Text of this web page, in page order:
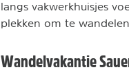
langs vakwerkhuisjes
plekken om te
Wandelvakantie